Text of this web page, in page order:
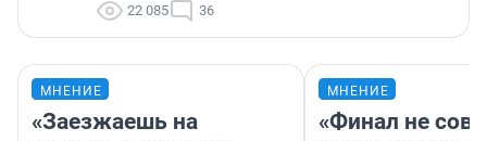
22 085 36
МНЕНИЕ
«Заезжаешь на
МНЕНИЕ
«Финал не